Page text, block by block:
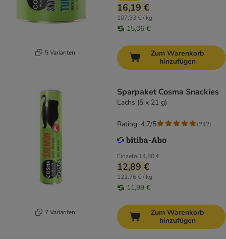
5 Varianten
16,19 €
107,93 € / kg
15,06 €
Zum Warenkorb
hinzufügen
7 Varianten
Sparpaket Cosma Snackies
Lachs (5 x 21 g)
Einzeln 14,80 €
12,89 €
122,76 € / kg
11,99 €
Rating: 4.7/5 (242)
Zum Warenkorb
hinzufügen